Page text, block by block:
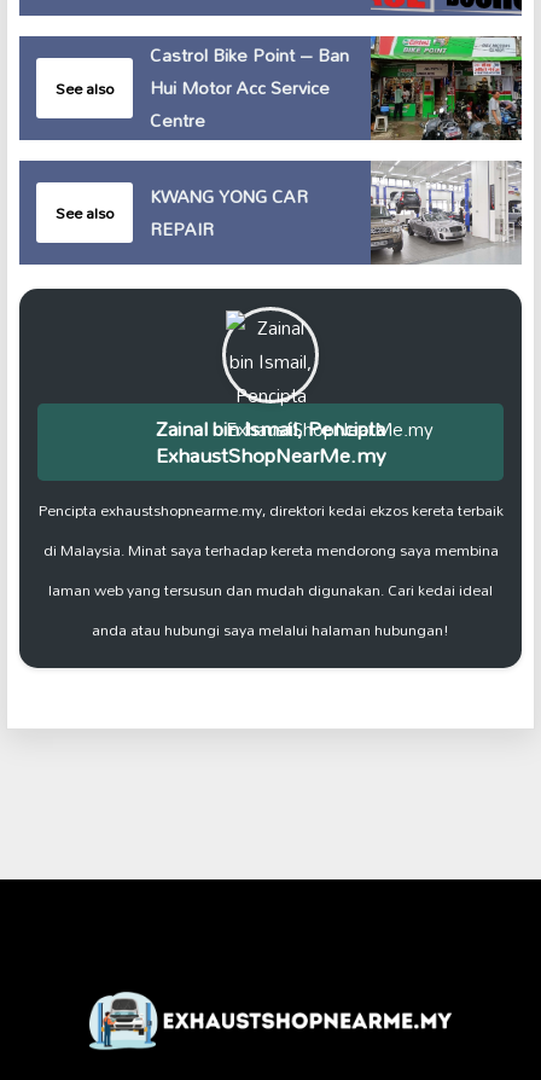
See also
Castrol Bike Point – Ban
Hui Motor Acc Service
Centre
See also
KWANG YONG CAR
REPAIR
Zainal bin Ismail, Pencipta
ExhaustShopNearMe.my
Pencipta exhaustshopnearme.my, direktori kedai ekzos kereta terbaik
di Malaysia. Minat saya terhadap kereta mendorong saya membina
laman web yang tersusun dan mudah digunakan. Cari kedai ideal
anda atau hubungi saya melalui halaman hubungan!